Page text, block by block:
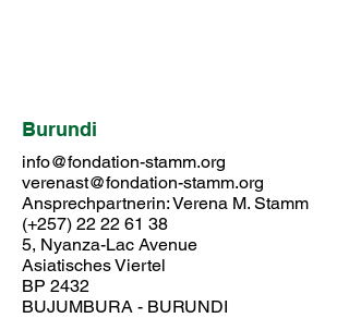
Burundi
info@fondation-stamm.org
verenast@fondation-stamm.org
Ansprechpartnerin: Verena M. Stamm
(+257) 22 22 61 38
5, Nyanza-Lac Avenue
Asiatisches Viertel
BP 2432
BUJUMBURA - BURUNDI